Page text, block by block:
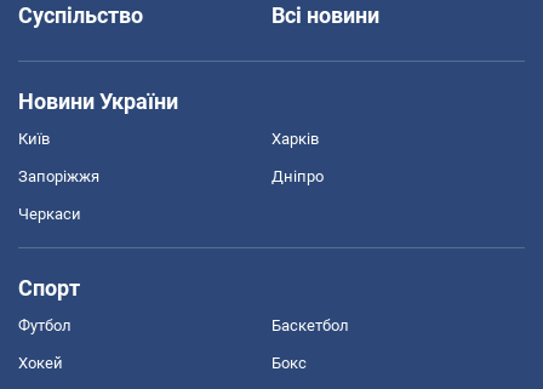
Суспільство
Всі новини
Новини України
Київ Харків
Запоріжжя Дніпро
Черкаси
Спорт
Футбол Баскетбол
Хокей Бокс